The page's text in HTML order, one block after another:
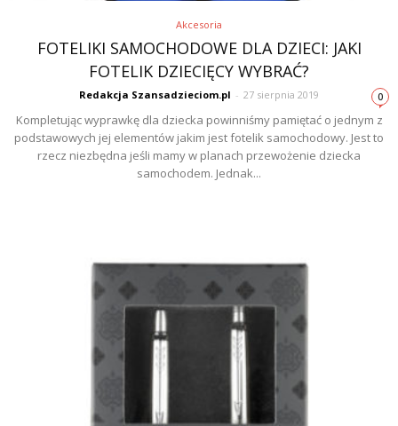
Akcesoria
FOTELIKI SAMOCHODOWE DLA DZIECI: JAKI
FOTELIK DZIECIĘCY WYBRAĆ?
Redakcja Szansadzieciom.pl - 27 sierpnia 2019 0
Kompletując wyprawkę dla dziecka powinniśmy pamiętać o jednym z
podstawowych jej elementów jakim jest fotelik samochodowy. Jest to
rzecz niezbędna jeśli mamy w planach przewożenie dziecka
samochodem. Jednak...